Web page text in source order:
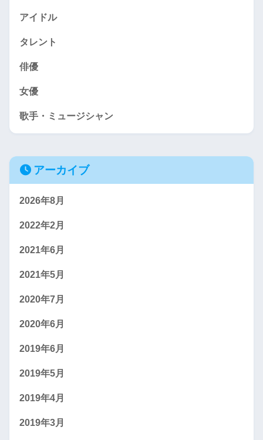
アイドル
タレント
俳優
女優
歌手・ミュージシャン
アーカイブ
2026年8月
2022年2月
2021年6月
2021年5月
2020年7月
2020年6月
2019年6月
2019年5月
2019年4月
2019年3月